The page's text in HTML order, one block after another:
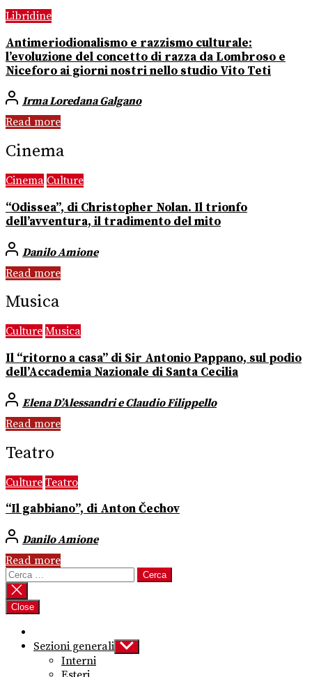
Libridine
Antimeriodionalismo e razzismo culturale:
l’evoluzione del concetto di razza da Lombroso e
Niceforo ai giorni nostri nello studio Vito Teti
Irma Loredana Galgano
Read more
Cinema
Cinema Culture
“Odissea”, di Christopher Nolan. Il trionfo
dell’avventura, il tradimento del mito
Danilo Amione
Read more
Musica
Culture Musica
Il “ritorno a casa” di Sir Antonio Pappano, sul podio
dell’Accademia Nazionale di Santa Cecilia
Elena D’Alessandri e Claudio Filippello
Read more
Teatro
Culture Teatro
“Il gabbiano”, di Anton Čechov
Danilo Amione
Read more
Ricerca
per:
Close
Sezioni generali Show
sub
Interni